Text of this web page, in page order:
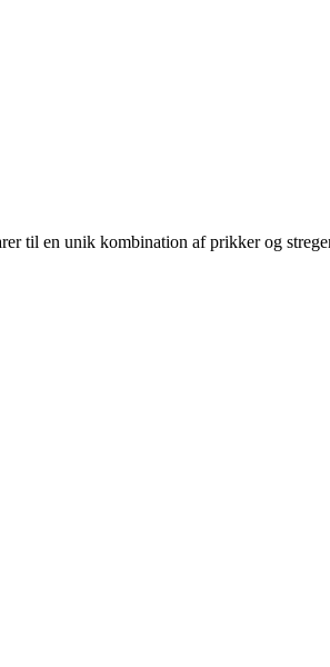
til en unik kombination af prikker og